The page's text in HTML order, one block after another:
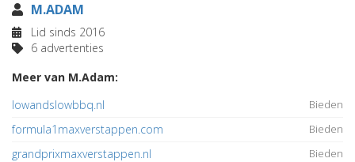
M.ADAM
Lid sinds 2016
6 advertenties
Meer van M.Adam:
lowandslowbbq.nl
Bieden
formula1maxverstappen.com Bieden
grandprixmaxverstappen.nl Bieden